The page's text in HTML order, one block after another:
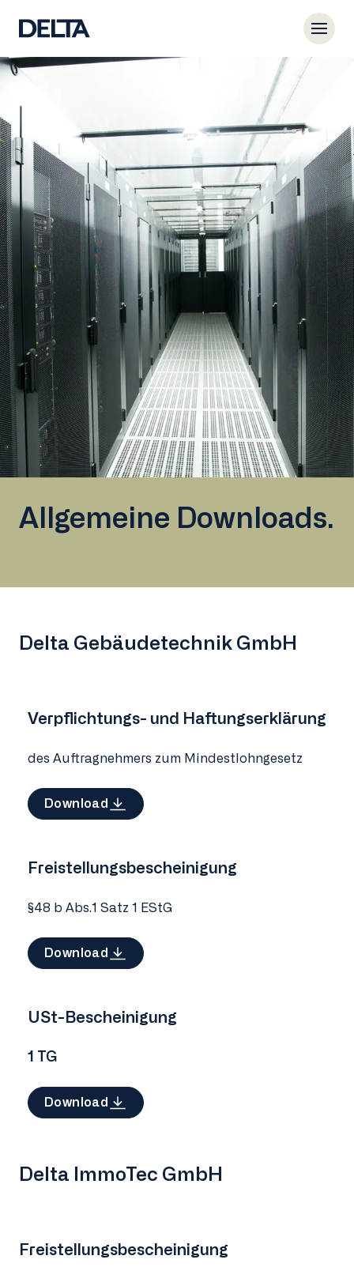
Allgemeine Downloads.
Delta Gebäudetechnik GmbH
Verpflichtungs- und Haftungserklärung
des Auftragnehmers zum Mindestlohngesetz
Download
Freistellungsbescheinigung
§48 b Abs.1 Satz 1 EStG
Download
USt-Bescheinigung
1 TG
Download
Delta ImmoTec GmbH
Freistellungsbescheinigung